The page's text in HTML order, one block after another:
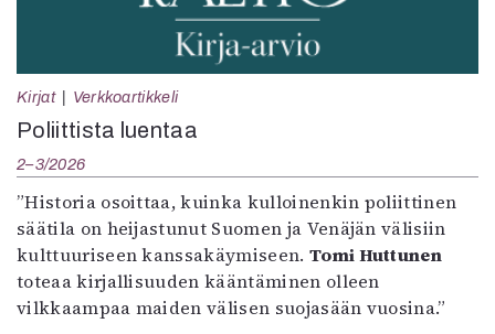
Kirjat Verkkoartikkeli
Poliittista luentaa
2–3/2026
”Historia osoittaa, kuinka kulloinenkin poliittinen
säätila on heijastunut Suomen ja Venäjän välisiin
kulttuuriseen kanssakäymiseen. Tomi Huttunen
toteaa kirjallisuuden kääntäminen olleen
vilkkaampaa maiden välisen suojasään vuosina.”